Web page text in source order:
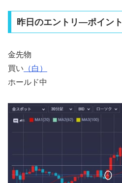
昨日のエントリ―ポイント
金先物
買い （白）
ホールド中